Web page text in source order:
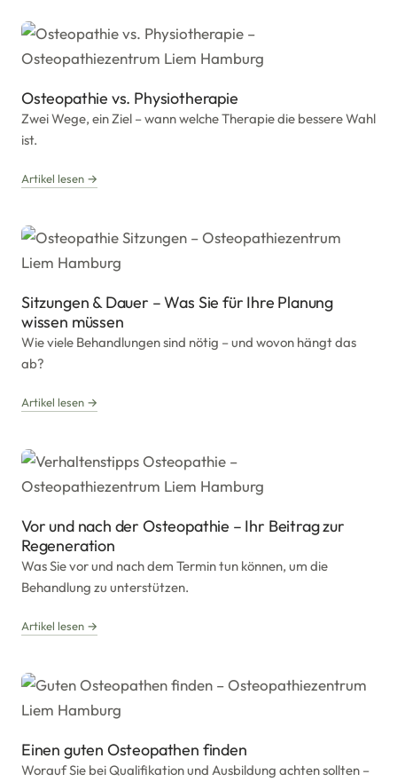
Osteopathie vs. Physiotherapie
Zwei Wege, ein Ziel – wann welche Therapie die bessere Wahl
ist.
Artikel lesen →
Sitzungen & Dauer – Was Sie für Ihre Planung
wissen müssen
Wie viele Behandlungen sind nötig – und wovon hängt das
ab?
Artikel lesen →
Vor und nach der Osteopathie – Ihr Beitrag zur
Regeneration
Was Sie vor und nach dem Termin tun können, um die
Behandlung zu unterstützen.
Artikel lesen →
Einen guten Osteopathen finden
Worauf Sie bei Qualifikation und Ausbildung achten sollten –